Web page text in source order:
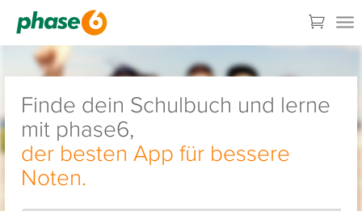
Finde dein Schulbuch und lerne
mit phase6,
der besten App für bessere
Noten.